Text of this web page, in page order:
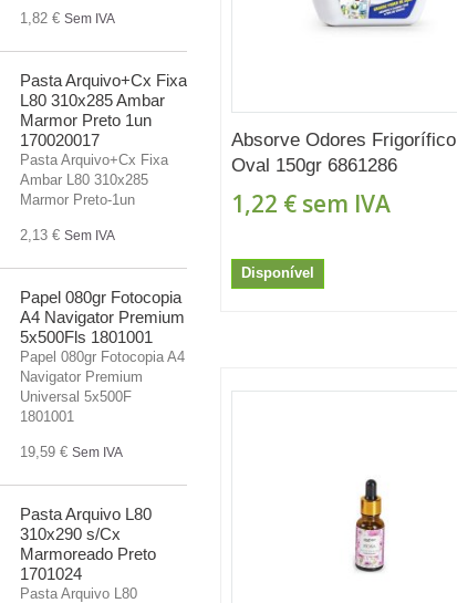
1,82 € Sem IVA
Pasta Arquivo+Cx Fixa
L80 310x285 Ambar
Marmor Preto 1un
170020017
Pasta Arquivo+Cx Fixa
Ambar L80 310x285
Marmor Preto-1un
2,13 € Sem IVA
Papel 080gr Fotocopia
A4 Navigator Premium
5x500Fls 1801001
Papel 080gr Fotocopia A4
Navigator Premium
Universal 5x500F
1801001
19,59 € Sem IVA
Pasta Arquivo L80
310x290 s/Cx
Marmoreado Preto
1701024
Pasta Arquivo L80
Absorve Odores Frigorífico
Oval 150gr 6861286
1,22 € sem IVA
Disponível